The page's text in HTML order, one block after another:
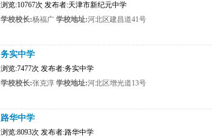
浏览:10767次 发布者:天津市新纪元中学
学校校长:杨福广 学校地址:河北区建昌道41号
务实中学
浏览:7477次 发布者:务实中学
学校校长:张克淳 学校地址:河北区增光道13号
路华中学
浏览:8093次 发布者:路华中学